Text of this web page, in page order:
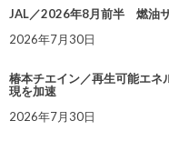
JAL／2026年8月前半 燃油
2026年7月30日
椿本チエイン／再生可能エネ
現を加速
2026年7月30日